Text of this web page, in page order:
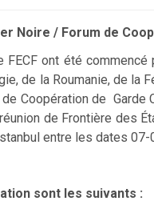
Noire / Forum de
ont été commencé
de la Roumanie, de la
Coopération de Garde
de Frontière des
entre les dates
sont les suivants :